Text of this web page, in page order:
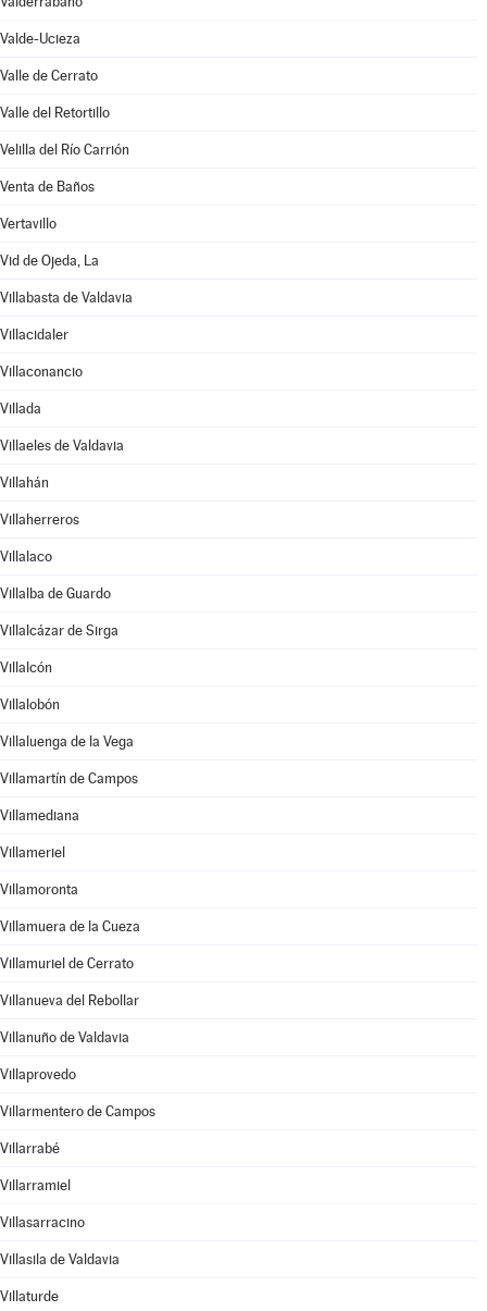
Valde-Ucieza
Valle de Cerrato
Valle del Retortillo
Velilla del Río Carrión
Venta de Baños
Vertavillo
Vid de Ojeda, La
Villabasta de Valdavia
Villacidaler
Villaconancio
Villada
Villaeles de Valdavia
Villahán
Villaherreros
Villalaco
Villalba de Guardo
Villalcázar de Sirga
Villalcón
Villalobón
Villaluenga de la Vega
Villamartín de Campos
Villamediana
Villameriel
Villamoronta
Villamuera de la Cueza
Villamuriel de Cerrato
Villanueva del Rebollar
Villanuño de Valdavia
Villaprovedo
Villarmentero de Campos
Villarrabé
Villarramiel
Villasarracino
Villasila de Valdavia
Villaturde